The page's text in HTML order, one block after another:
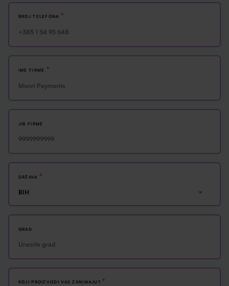
BROJ TELEFONA *
IME FIRME *
JIB FIRME
DRŽAVA *
BIH
GRAD
KOJI PROIZVODI VAS ZANIMAJU? *